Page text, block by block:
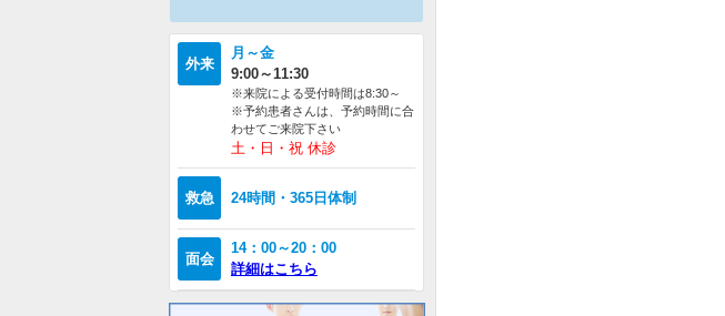
外来
月～金
9:00～11:30
※来院による受付時間は8:30～
※予約患者さんは、予約時間に合
わせてご来院下さい
土・日・祝 休診
救急 24時間・365日体制
面会
14：00～20：00
詳細はこちら